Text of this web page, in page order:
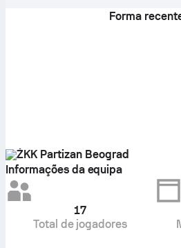
Forma
ŽKK Partizan Beograd
Informações da equipa
17
Total de jogadores